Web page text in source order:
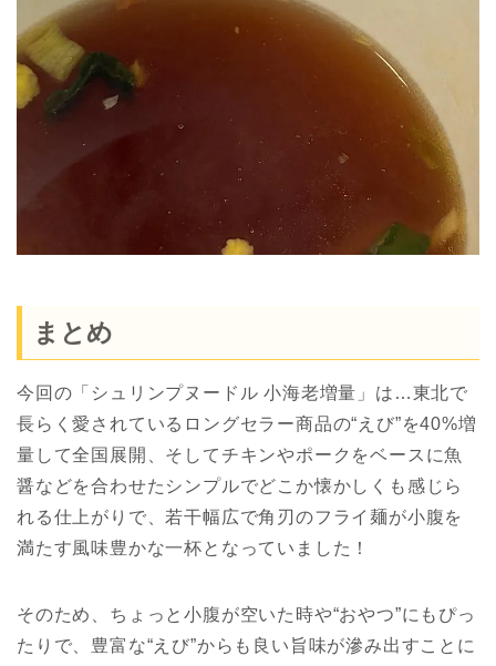
まとめ
今回の「シュリンプヌードル 小海老増量」は…東北で
長らく愛されているロングセラー商品の“えび”を40%増
量して全国展開、そしてチキンやポークをベースに魚
醤などを合わせたシンプルでどこか懐かしくも感じら
れる仕上がりで、若干幅広で角刃のフライ麺が小腹を
満たす風味豊かな一杯となっていました！
そのため、ちょっと小腹が空いた時や“おやつ”にもぴっ
たりで、豊富な“えび”からも良い旨味が滲み出すことに